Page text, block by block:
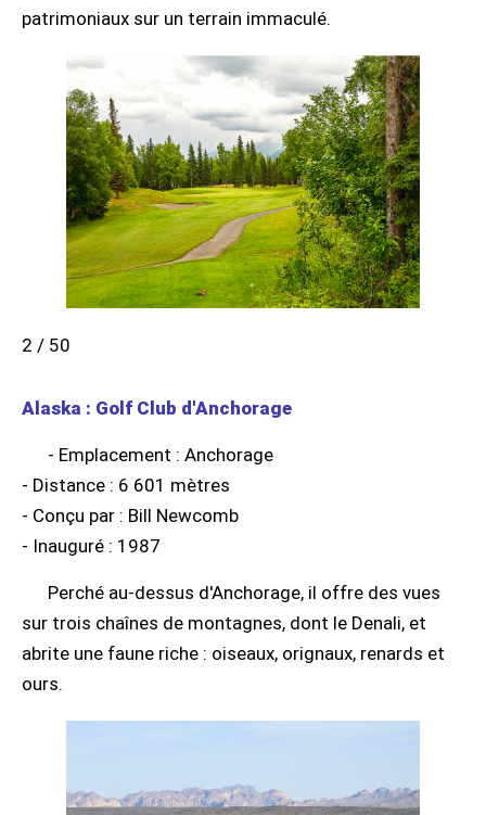
patrimoniaux sur un terrain immaculé.
2 / 50
Alaska : Golf Club d'Anchorage
- Emplacement : Anchorage
- Distance : 6 601 mètres
- Conçu par : Bill Newcomb
- Inauguré : 1987
Perché au-dessus d'Anchorage, il offre des vues
sur trois chaînes de montagnes, dont le Denali, et
abrite une faune riche : oiseaux, orignaux, renards et
ours.